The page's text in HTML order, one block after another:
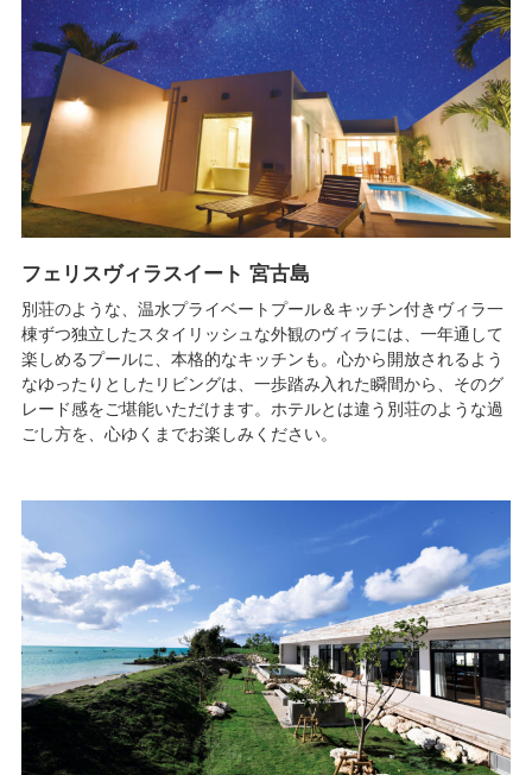
フェリスヴィラスイート 宮古島
別荘のような、温水プライベートプール＆キッチン付きヴィラ一
棟ずつ独立したスタイリッシュな外観のヴィラには、一年通して
楽しめるプールに、本格的なキッチンも。心から開放されるよう
なゆったりとしたリビングは、一歩踏み入れた瞬間から、そのグ
レード感をご堪能いただけます。ホテルとは違う別荘のような過
ごし方を、心ゆくまでお楽しみください。